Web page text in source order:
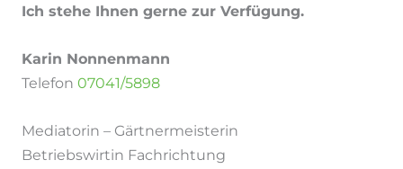
Ich stehe Ihnen gerne zur Verfügung.
Karin Nonnenmann
Telefon 07041/5898
Mediatorin – Gärtnermeisterin
Betriebswirtin Fachrichtung